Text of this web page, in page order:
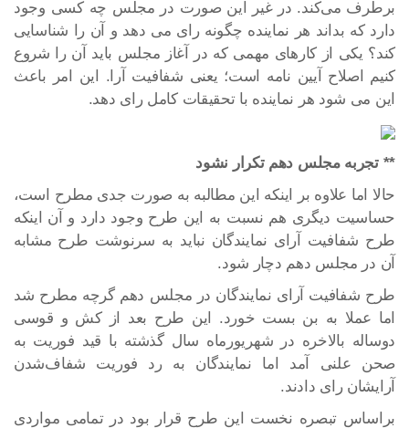
برطرف می‌کند. در غیر این صورت در مجلس چه کسی وجود
دارد که بداند هر نماینده چگونه رای می دهد و آن را شناسایی
کند؟ یکی از کارهای مهمی که در آغاز مجلس باید آن را شروع
کنیم اصلاح آیین نامه است؛ یعنی شفافیت آرا. این امر باعث
این می شود هر نماینده با تحقیقات کامل رای دهد.
** تجربه مجلس دهم تکرار نشود
حالا اما علاوه بر اینکه این مطالبه به صورت جدی مطرح است،
حساسیت دیگری هم نسبت به این طرح وجود دارد و آن اینکه
طرح شفافیت آرای نمایندگان نباید به سرنوشت طرح مشابه
آن در مجلس دهم دچار شود.
طرح شفافیت آرای نمایندگان در مجلس دهم گرچه مطرح شد
اما عملا به بن بست خورد. این طرح بعد از کش و قوسی
دوساله بالاخره در شهریورماه سال گذشته با قید فوریت به
صحن علنی آمد اما نمایندگان به رد فوریت شفاف‌شدن
آرایشان رای دادند.
براساس تبصره نخست این طرح قرار بود در تمامی مواردی